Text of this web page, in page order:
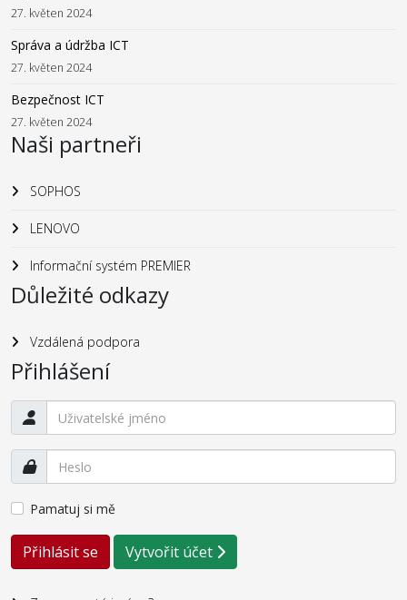
27. květen 2024
Správa a údržba ICT
27. květen 2024
Bezpečnost ICT
27. květen 2024
Naši partneři
SOPHOS
LENOVO
Informační systém PREMIER
Důležité odkazy
Vzdálená podpora
Přihlášení
Pamatuj si mě
Přihlásit se Vytvořit účet